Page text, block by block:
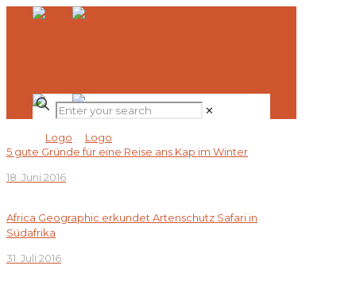
✕
5 gute Gründe für eine Reise ans Kap im Winter
18. Juni 2016
Africa Geographic erkundet Artenschutz Safari in
Südafrika
31. Juli 2016